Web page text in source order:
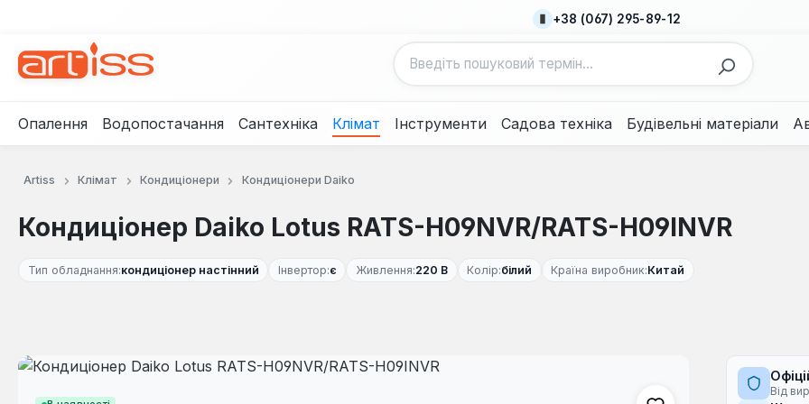
+38 (067) 295-89-12
Опалення Водопостачання Сантехніка Клімат Інструменти Садова техніка Будівельні матеріали
Artiss Клімат Кондиціонери Кондиціонери Daiko
Кондиціонер Daiko Lotus RATS-H09NVR/RATS-H09INVR
Тип обладнання:кондиціонер настінний Інвертор:є Живлення:220 В Колір:білий Країна виробник:Китай
Пропустити галерею зображень
Від